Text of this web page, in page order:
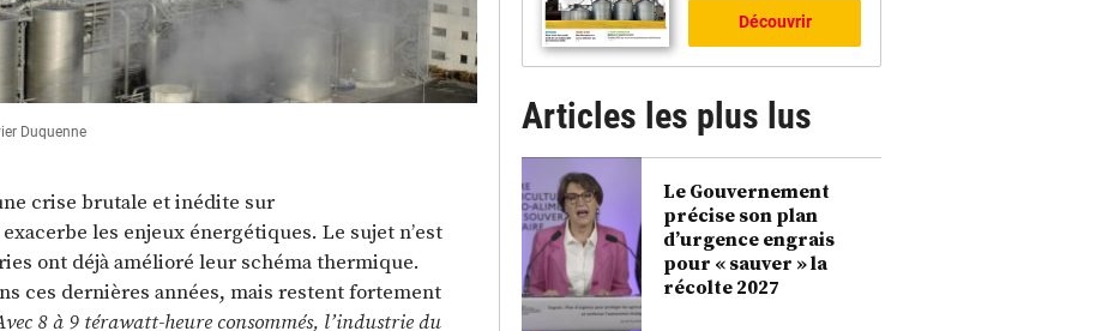
Duquenne
crise brutale et inédite sur
les enjeux énergétiques. Le sujet n’est
ont déjà amélioré leur schéma thermique.
ces dernières années, mais restent fortement
8 à 9 térawatt-heure consommés, l’industrie du
Découvrir
Articles les plus lus
Le Gouvernement
précise son plan
d’urgence engrais
pour « sauver » la
récolte 2027